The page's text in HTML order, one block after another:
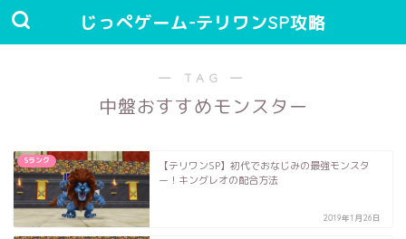
じっぺゲーム-テリワンSP攻略
― TAG ―
中盤おすすめモンスター
Sランク
【テリワンSP】初代でおなじみの最強モンスタ
ー！キングレオの配合方法
2019年1月26日